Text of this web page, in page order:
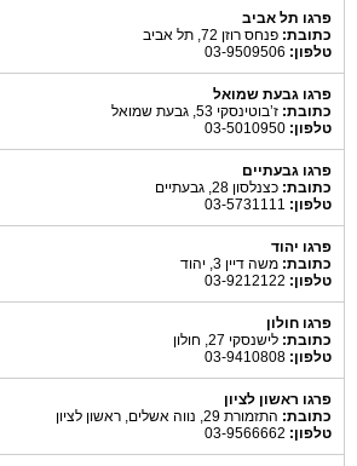
פרגו תל אביב
כתובת: פנחס רוזן 72, תל אביב
טלפון:
פרגו גבעת שמואל
כתובת: ז’בוטינסקי 53, גבעת שמואל
טלפון:
פרגו גבעתיים
כתובת: כצנלסון 28, גבעתיים
טלפון:
פרגו יהוד
כתובת: משה דיין 3, יהוד
טלפון:
פרגו חולון
כתובת: לישנסקי 27, חולון
טלפון:
פרגו ראשון לציון
כתובת: התזמורת 29, נווה אשלים, ראשון לציון
טלפון: